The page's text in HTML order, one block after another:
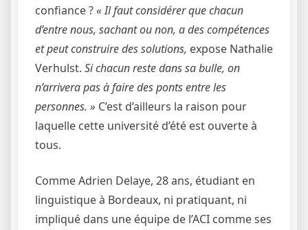
confiance ?« Il faut considérer que chacun
d’entre nous, sachant ou non, a des compétences
et peut construire des solutions, expose Nathalie
Verhulst. Si chacun reste dans sa bulle, on
n’arrivera pas à faire des ponts entre les
personnes. » C’est d’ailleurs la raison pour
laquelle cette université d’été est ouverte à
tous.
Comme Adrien Delaye, 28 ans, étudiant en
linguistique à Bordeaux, ni pratiquant, ni
impliqué dans une équipe de l’ACI comme ses